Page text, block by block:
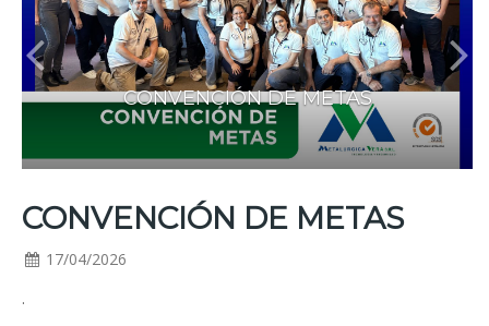
CONVENCIÓN DE METAS
CONVENCIÓN DE METAS
17/04/2026
.